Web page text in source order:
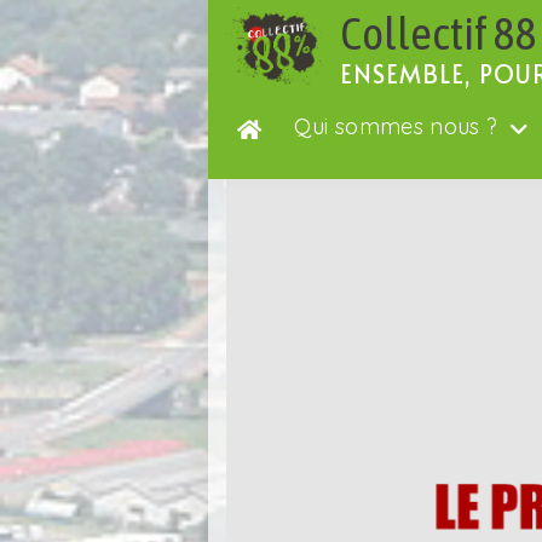
Passer
contenu
Collectif 88
ENSEMBLE,
Qui sommes nous ?